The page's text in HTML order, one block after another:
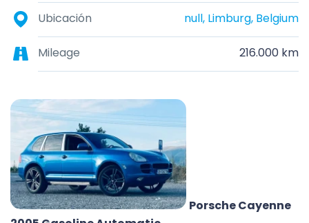
Ubicación null, Limburg, Belgium
Mileage 216.000 km
Porsche Cayenne